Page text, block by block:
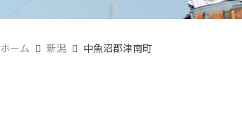
ホーム 新潟 中魚沼郡津南町